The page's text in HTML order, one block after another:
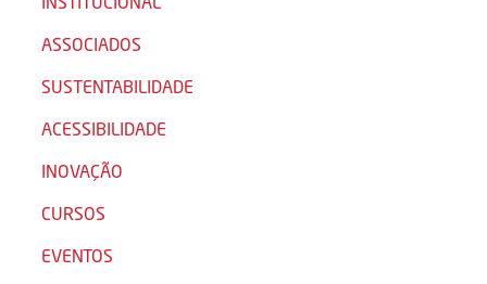
ASSOCIADOS
SUSTENTABILIDADE
ACESSIBILIDADE
INOVAÇÃO
CURSOS
EVENTOS